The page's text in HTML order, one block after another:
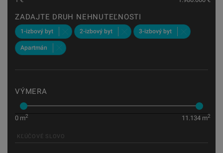
ZADAJTE DRUH NEHNUTEĽNOSTI
1-izbový byt 2-izbový byt 3-izbový byt
Apartmán
VÝMERA
0 m2 11.134 m2